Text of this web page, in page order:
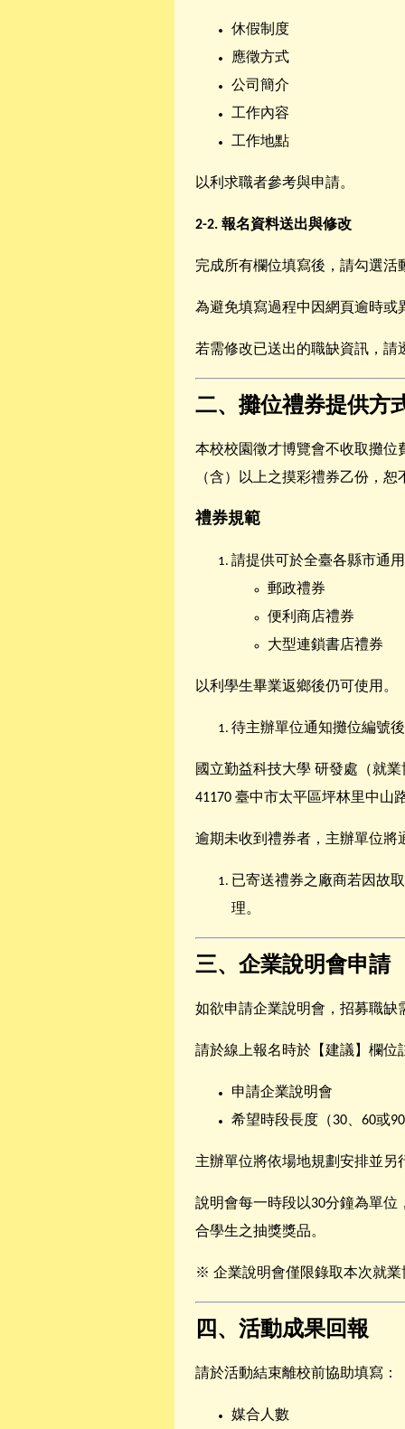
休假制度
應徵方式
公司簡介
工作內容
工作地點
以利求職者參考與申請。
2-2. 報名資料送出與修改
完成所有欄位填寫後，請勾選
為避免填寫過程中因網頁逾時或
若需修改已送出的職缺資訊，請
二、攤位禮券提供方
本校校園徵才博覽會不收取攤位
（含）以上之摸彩禮券乙份，
禮券規範
請提供可於全臺各縣市通
郵政禮券
便利商店禮券
大型連鎖書店禮券
以利學生畢業返鄉後仍可使用。
待主辦單位通知攤位編號
國立勤益科技大學 研發處（就
41170 臺中市太平區坪林里中山
逾期未收到禮券者，主辦單位將
已寄送禮券之廠商若因故
理。
三、企業說明會申請
如欲申請企業說明會，招募職缺
請於線上報名時於【建議】欄位
申請企業說明會
希望時段長度（30、60或
主辦單位將依場地規劃安排並另
說明會每一時段以30分鐘為單
合學生之抽獎獎品。
※ 企業說明會僅限錄取本次就
四、活動成果回報
請於活動結束離校前協助填寫：
媒合人數